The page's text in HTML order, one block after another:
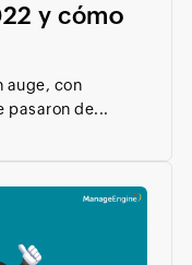
y cómo
auge, con
pasaron de...